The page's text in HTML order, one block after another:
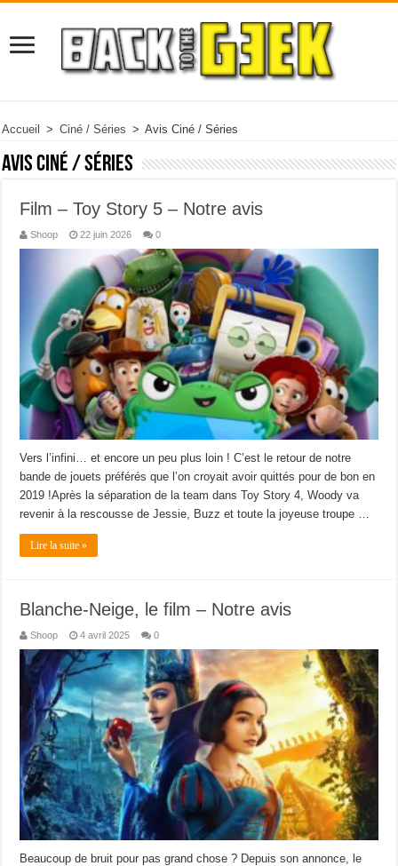
Accueil > Ciné / Séries > Avis Ciné / Séries
Avis Ciné / Séries
Film – Toy Story 5 – Notre avis
Shoop 22 juin 2026 0
Vers l’infini… et encore un peu plus loin ! C’est le retour de notre
bande de jouets préférés que l’on croyait avoir quittés pour de bon en
2019 !Après la séparation de la team dans Toy Story 4, Woody va
revenir à la rescousse de Jessie, Buzz et toute la joyeuse troupe …
Lire la suite »
Blanche-Neige, le film – Notre avis
Shoop 4 avril 2025 0
Beaucoup de bruit pour pas grand chose ? Depuis son annonce, le